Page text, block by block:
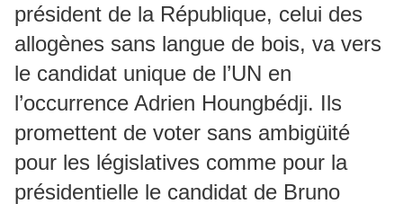
président de la République, celui des
allogènes sans langue de bois, va vers
le candidat unique de l’UN en
l’occurrence Adrien Houngbédji. Ils
promettent de voter sans ambigüité
pour les législatives comme pour la
présidentielle le candidat de Bruno